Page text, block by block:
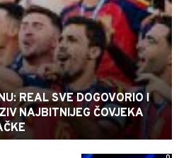
REAL SVE DOGOVORIO I
NAJBITNIJEG ČOVJEKA